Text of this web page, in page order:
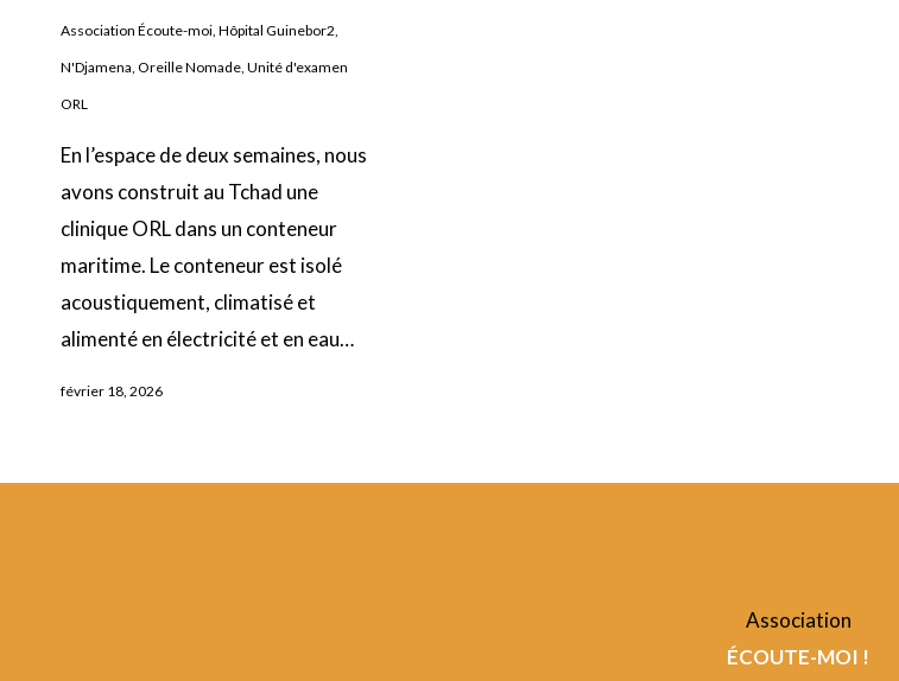
Association Écoute-moi,Hôpital Guinebor2,
N'Djamena,Oreille Nomade,Unité d'examen
ORL
En l’espace de deux semaines, nous
avons construit au Tchad une
clinique ORL dans un conteneur
maritime. Le conteneur est isolé
acoustiquement, climatisé et
alimenté en électricité et en eau…
février 18, 2026
Association
ÉCOUTE-MOI !